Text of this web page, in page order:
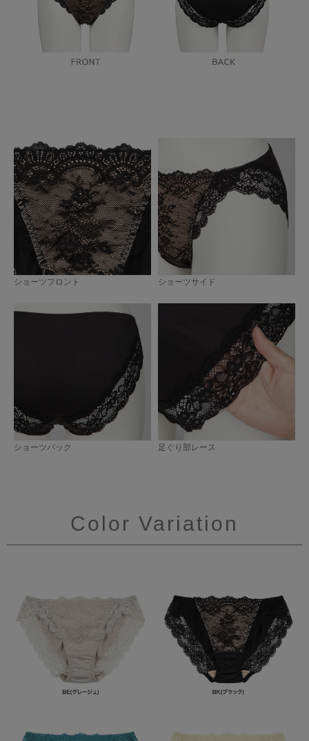
ショーツフロント ショーツサイド
ショーツバック 足ぐり部レース
Color Variation